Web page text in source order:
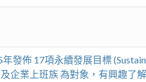
發佈 17項永續發展目標
企業上班族 為對象，有興趣了